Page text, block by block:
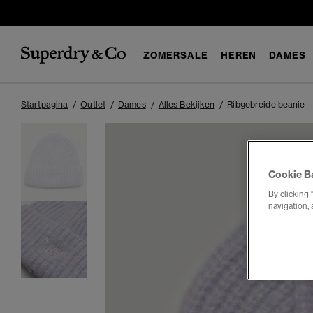
ZOMERSALE HEREN DAMES
Startpagina Outlet Dames Alles Bekijken Ribgebreide beanie
Cookie
By clicking
navigation,